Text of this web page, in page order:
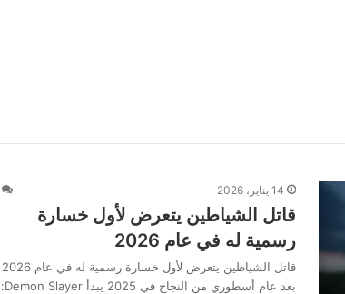
14 يناير، 2026
قاتل الشياطين يتعرض لأول خسارة
رسمية له في عام 2026
قاتل الشياطين يتعرض لأول خسارة رسمية له في عام 2026
بعد عام أسطوري من النجاح في 2025 يبدأ Demon Slayer: